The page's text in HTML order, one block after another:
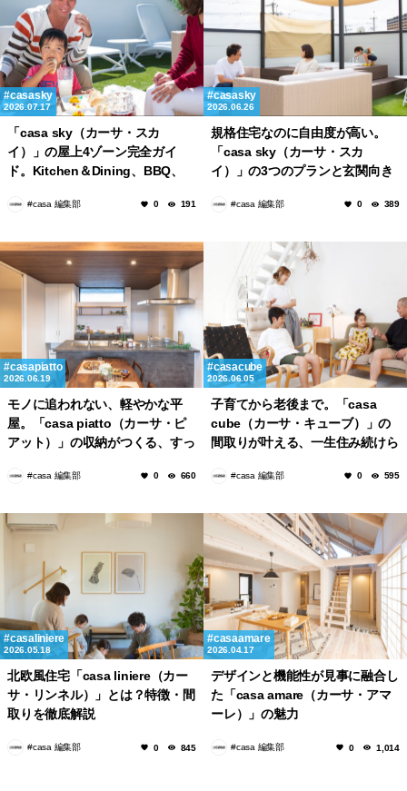
casasky
2026.07.17
「casa sky（カーサ・スカ
イ）」の屋上4ゾーン完全ガイ
ド。Kitchen＆Dining、BBQ、
#casa 編集部 0 191
casasky
2026.06.26
規格住宅なのに自由度が高い。
「casa sky（カーサ・スカ
イ）」の3つのプランと玄関向き
#casa 編集部 0 389
casapiatto
2026.06.19
モノに追われない、軽やかな平
屋。「casa piatto（カーサ・ピ
アット）」の収納がつくる、すっ
#casa 編集部 0 660
casacube
2026.06.05
子育てから老後まで。「casa
cube（カーサ・キューブ）」の
間取りが叶える、一生住み続けら
#casa 編集部 0 595
casaliniere
2026.05.18
北欧風住宅「casa liniere（カー
サ・リンネル）」とは？特徴・間
取りを徹底解説
#casa 編集部 0 845
casaamare
2026.04.17
デザインと機能性が見事に融合し
た「casa amare（カーサ・アマ
ーレ）」の魅力
#casa 編集部 0 1,014